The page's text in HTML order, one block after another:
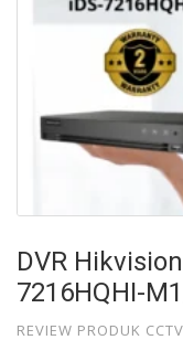
DVR
7216HQHI-
REVIEW PRODUK CCTV